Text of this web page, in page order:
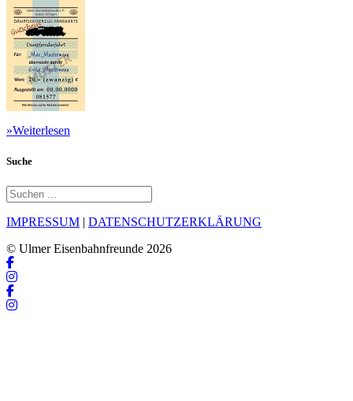
»Weiterlesen
Suche
IMPRESSUM | DATENSCHUTZERKLÄRUNG
© Ulmer Eisenbahnfreunde 2026